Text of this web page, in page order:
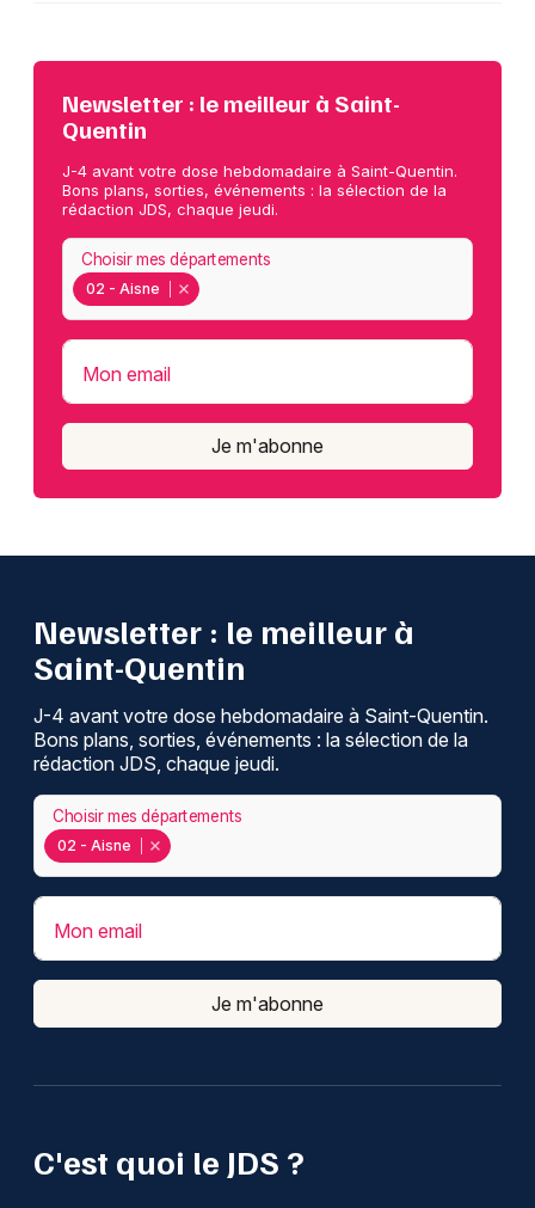
Newsletter : le meilleur à Saint-
Quentin
J-4 avant votre dose hebdomadaire à Saint-Quentin.
Bons plans, sorties, événements : la sélection de la
rédaction JDS, chaque jeudi.
02 - Aisne
Choisir mes départements
Mon email
Je m'abonne
C'est quoi le JDS ?
Newsletter : le meilleur à
Saint-Quentin
J-4 avant votre dose hebdomadaire à Saint-Quentin.
Bons plans, sorties, événements : la sélection de la
rédaction JDS, chaque jeudi.
02 - Aisne
Choisir mes départements
Mon email
Je m'abonne